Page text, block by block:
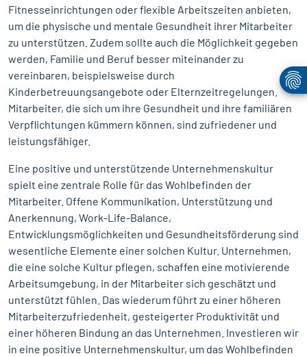
Fitnesseinrichtungen oder flexible Arbeitszeiten anbieten,
um die physische und mentale Gesundheit ihrer Mitarbeiter
zu unterstützen. Zudem sollte auch die Möglichkeit gegeben
werden, Familie und Beruf besser miteinander zu
vereinbaren, beispielsweise durch
Kinderbetreuungsangebote oder Elternzeitregelungen.
Mitarbeiter, die sich um ihre Gesundheit und ihre familiären
Verpflichtungen kümmern können, sind zufriedener und
leistungsfähiger.
Eine positive und unterstützende Unternehmenskultur
spielt eine zentrale Rolle für das Wohlbefinden der
Mitarbeiter. Offene Kommunikation, Unterstützung und
Anerkennung, Work-Life-Balance,
Entwicklungsmöglichkeiten und Gesundheitsförderung sind
wesentliche Elemente einer solchen Kultur. Unternehmen,
die eine solche Kultur pflegen, schaffen eine motivierende
Arbeitsumgebung, in der Mitarbeiter sich geschätzt und
unterstützt fühlen. Das wiederum führt zu einer höheren
Mitarbeiterzufriedenheit, gesteigerter Produktivität und
einer höheren Bindung an das Unternehmen. Investieren wir
in eine positive Unternehmenskultur, um das Wohlbefinden